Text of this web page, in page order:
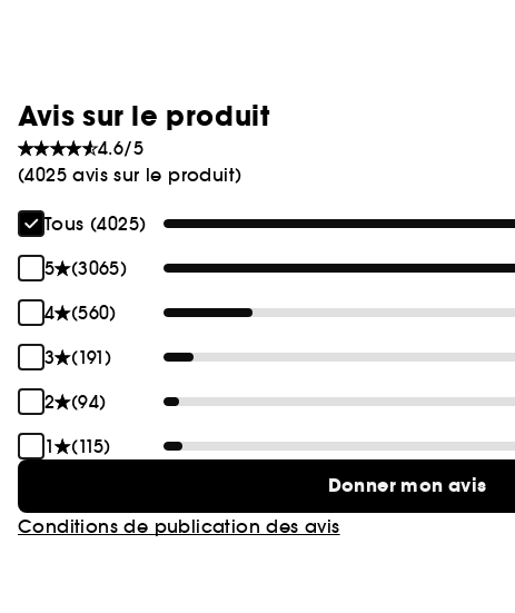
Avis sur le produit
4.6/5
(4025 avis sur le produit)
Tous (4025)
5
(3065)
4
(560)
3
(191)
2
(94)
1
(115)
Donner mon avis
Conditions de publication des avis